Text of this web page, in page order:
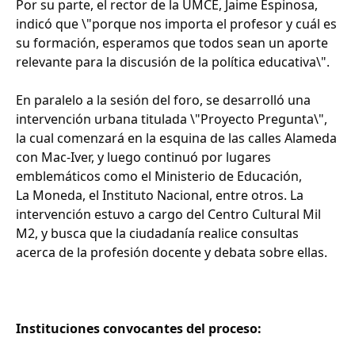
Por su parte, el rector de la UMCE, Jaime Espinosa,
indicó que \"porque nos importa el profesor y cuál es
su formación, esperamos que todos sean un aporte
relevante para la discusión de la política educativa\".
En paralelo a la sesión del foro, se desarrolló una
intervención urbana titulada \"Proyecto Pregunta\",
la cual comenzará en la esquina de las calles Alameda
con Mac-Iver, y luego continuó por lugares
emblemáticos como el Ministerio de Educación,
La Moneda, el Instituto Nacional, entre otros. La
intervención estuvo a cargo del Centro Cultural Mil
M2, y busca que la ciudadanía realice consultas
acerca de la profesión docente y debata sobre ellas.
Instituciones convocantes del proceso: